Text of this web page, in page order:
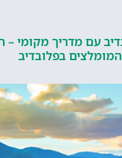
מקומי – הסיורים
בפלובדיב